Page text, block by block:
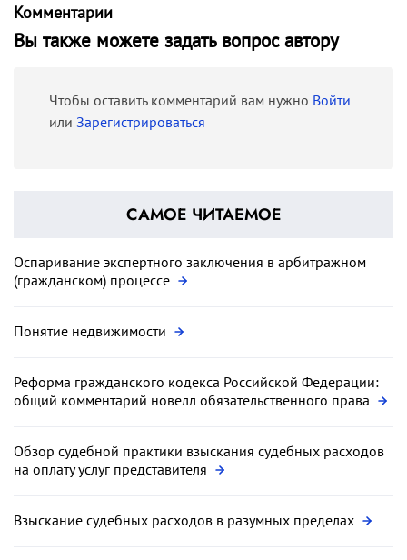
Комментарии
Вы также можете задать вопрос автору
Чтобы оставить комментарий вам нужно Войти
или Зарегистрироваться
САМОЕ ЧИТАЕМОЕ
Оспаривание экспертного заключения в арбитражном
(гражданском) процессе
Понятие недвижимости
Реформа гражданского кодекса Российской Федерации:
общий комментарий новелл обязательственного права
Обзор судебной практики взыскания судебных расходов
на оплату услуг представителя
Взыскание судебных расходов в разумных пределах